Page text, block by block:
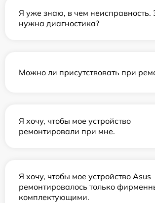
Я уже знаю, в чем неисправность.
нужна диагностика?
Можно ли присутствовать при
Я хочу, чтобы мое устройство
ремонтировали при мне.
Я хочу, чтобы мое устройство Asus
ремонтировалось только
комплектующими.